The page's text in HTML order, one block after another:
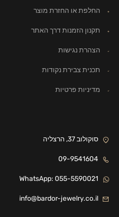
החלפת או החזרת מוצר
תקנון הזמנות דרך האתר
הצהרת נגישות
תכנית צבירת נקודות
מדיניות פרטיות
סוקולוב 37, הרצליה
09-9541604
WhatsApp: 055-5590021
info@bardor-jewelry.co.il